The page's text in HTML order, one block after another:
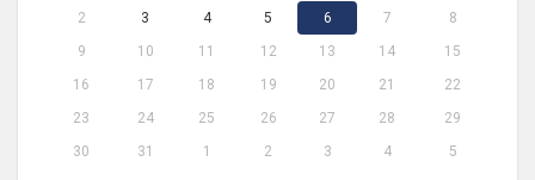
2
3 4 5 6 7
8
9
10 11 12 13 14
15
16
17 18 19 20 21
22
23
24 25 26 27 28
29
30
31 1 2 3 4 5